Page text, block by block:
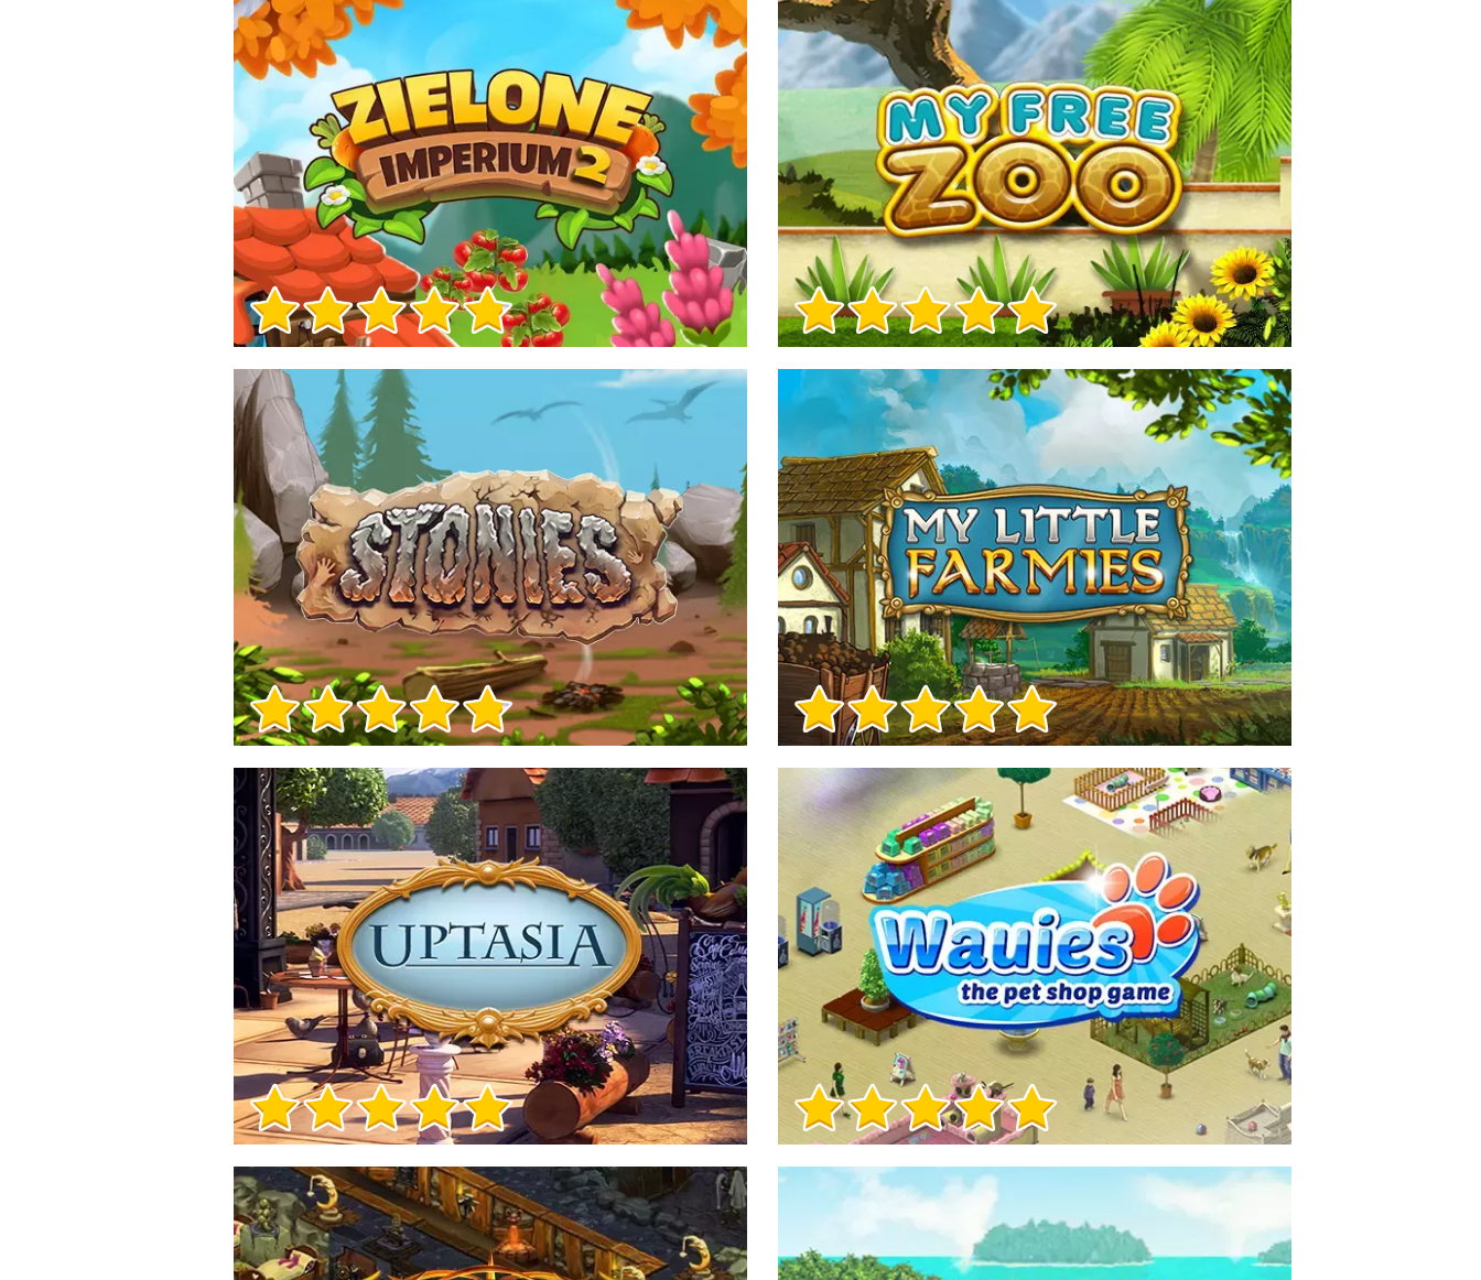
Informacje o grze
Informacje o grze
Informacje o grze
Informacje o grze
Informacje o grze
Informacje o grze